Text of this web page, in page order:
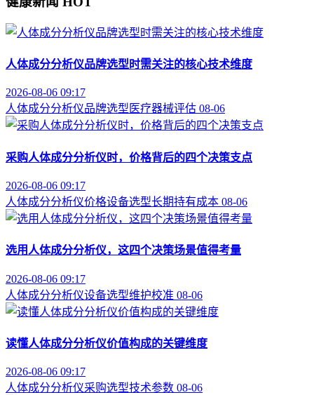
人体成分分析仪品牌选型时需关注的核心技术维度
2026-08-06 09:17
人体成分分析仪品牌选型 医疗器械评估 08-06
采购人体成分分析仪时，价格背后的四个决策支点
2026-08-06 09:17
人体成分分析仪价格设备选型长期持有成本 08-06
选用人体成分分析仪，这四个决策场景值得考量
2026-08-06 09:17
人体成分分析仪设备选型维护校准 08-06
读懂人体成分分析仪价值构成的关键维度
2026-08-06 09:17
人体成分分析仪采购选型技术参数 08-06